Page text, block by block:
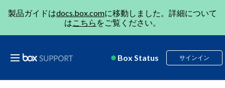
製品ガイドはdocs.box.comに移動しました。詳細について
はこちら をご覧ください。
Box Status サインイン